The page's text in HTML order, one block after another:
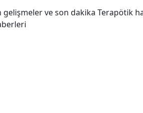
gelişmeler ve son dakika Terapötik